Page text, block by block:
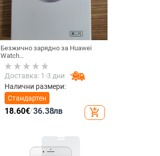
Безжично зарядно за Huawei
Watch
GT6/GT5/Watch5/Watch4/GT4 –
метален корпус, магнитно
зареждане, QC 3.0 бързо
зареждане, 5W изход
Доставка: 1-3 дни
Налични размери:
Стандартен
18.60€/36.38лв add_shopping_cart